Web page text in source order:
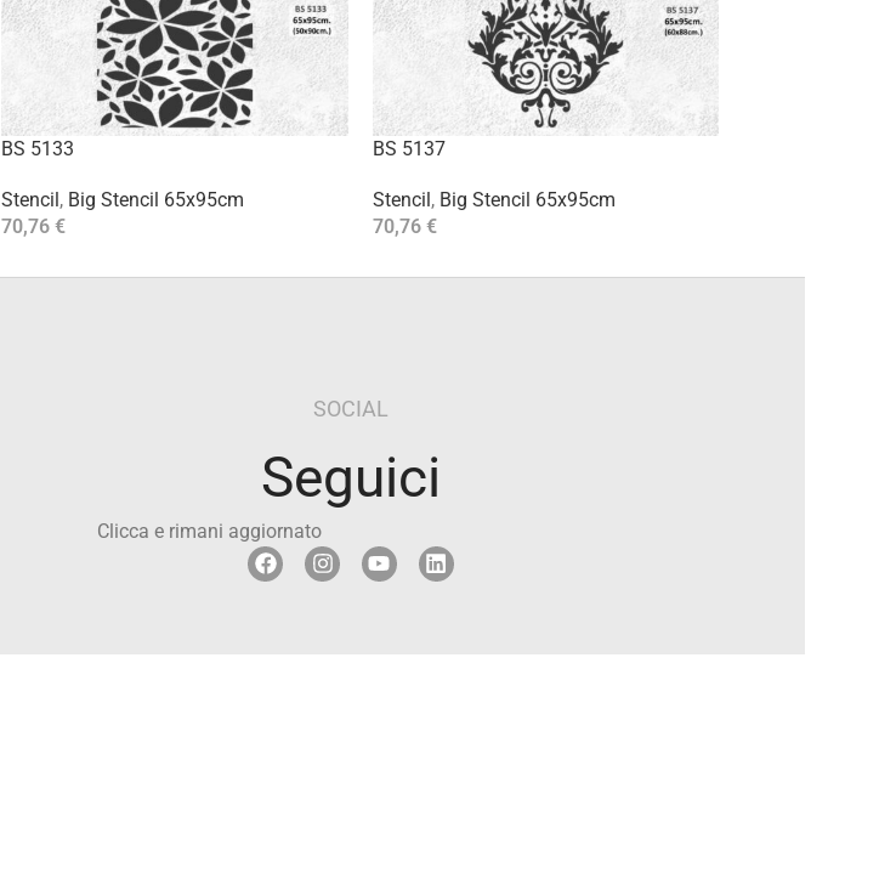
BS 5133
Stencil, Big Stencil 65x95cm
70,76 €
BS 5137
Stencil, Big Stencil 65x95cm
70,76 €
SOCIAL
Seguici
Clicca e rimani aggiornato